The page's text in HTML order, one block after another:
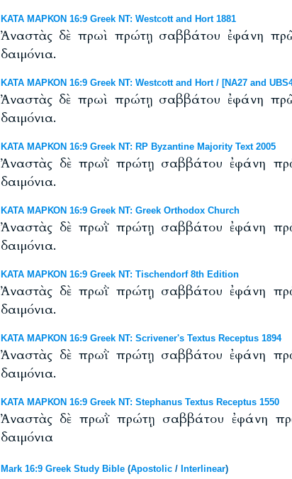
ΚΑΤΑ ΜΑΡΚΟΝ 16:9 Greek NT: Westcott and Hort 1881
Ἀναστὰς δὲ πρωὶ πρώτῃ σαββάτου ἐφάνη
δαιμόνια.
ΚΑΤΑ ΜΑΡΚΟΝ 16:9 Greek NT: Westcott and Hort / [NA27 and
Ἀναστὰς δὲ πρωὶ πρώτῃ σαββάτου ἐφάνη
δαιμόνια.
ΚΑΤΑ ΜΑΡΚΟΝ 16:9 Greek NT: RP Byzantine Majority Text 2005
Ἀναστὰς δὲ πρωῒ πρώτῃ σαββάτου ἐφάνη
δαιμόνια.
ΚΑΤΑ ΜΑΡΚΟΝ 16:9 Greek NT: Greek Orthodox Church
Ἀναστὰς δὲ πρωῒ πρώτῃ σαββάτου ἐφάνη
δαιμόνια.
ΚΑΤΑ ΜΑΡΚΟΝ 16:9 Greek NT: Tischendorf 8th Edition
Ἀναστὰς δὲ πρωῒ πρώτῃ σαββάτου ἐφάνη
δαιμόνια.
ΚΑΤΑ ΜΑΡΚΟΝ 16:9 Greek NT: Scrivener's Textus Receptus 1894
Ἀναστὰς δὲ πρωῒ πρώτῃ σαββάτου ἐφάνη
δαιμόνια.
ΚΑΤΑ ΜΑΡΚΟΝ 16:9 Greek NT: Stephanus Textus Receptus 1550
Ἀναστὰς δὲ πρωῒ πρώτῃ σαββάτου ἐφάνη
δαιμόνια
Mark 16:9 Greek Study Bible(Apostolic/ Interlinear)